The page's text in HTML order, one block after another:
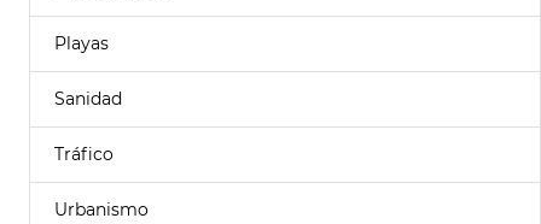
Playas
Sanidad
Tráfico
Urbanismo